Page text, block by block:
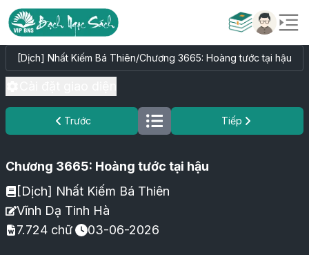
[Dịch] Nhất Kiếm Bá Thiên/Chương 3665: Hoàng tước tại hậu
Trước Tiếp
Chương 3665: Hoàng tước tại hậu
[Dịch] Nhất Kiếm Bá Thiên
Vĩnh Dạ Tinh Hà
7.724 chữ 03-06-2026